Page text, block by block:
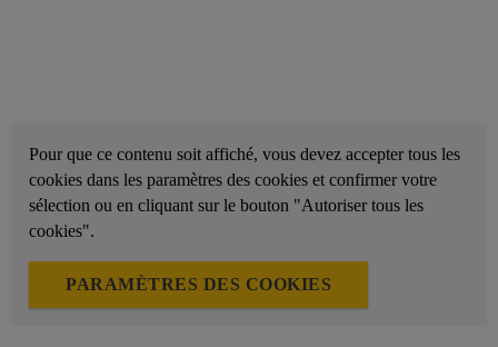
Pour que ce contenu soit affiché, vous devez accepter tous les
cookies dans les paramètres des cookies et confirmer votre
sélection ou en cliquant sur le bouton "Autoriser tous les
cookies".
PARAMÈTRES DES COOKIES